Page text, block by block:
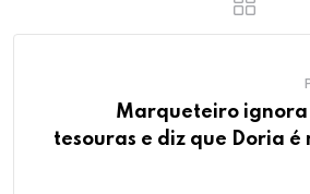
Marqueteiro
tesouras e diz que Doria